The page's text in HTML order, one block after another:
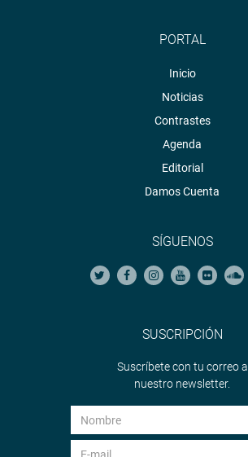
PORTAL
Inicio
Noticias
Contrastes
Agenda
Editorial
Damos Cuenta
SÍGUENOS
SUSCRIPCIÓN
Suscríbete con tu correo a
nuestro newsletter.